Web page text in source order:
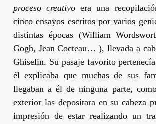
proceso creativo era una
cinco ensayos escritos por varios
distintas épocas (William
Gogh, Jean Cocteau… ), llevada a
Ghiselin. Su pasaje favorito
él explicaba que muchas de sus
llegaban a él de ninguna parte,
exterior las depositara en su cabeza
impresión de estar realizando un